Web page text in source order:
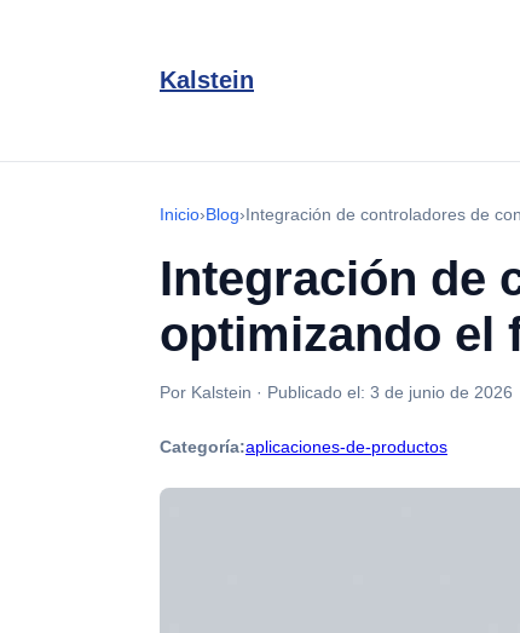
Kalstein
Inicio›Blog›Integración de controladores de
Integración de
optimizando el
Por Kalstein · Publicado el: 3 de junio de 2026
Categoría:aplicaciones-de-productos